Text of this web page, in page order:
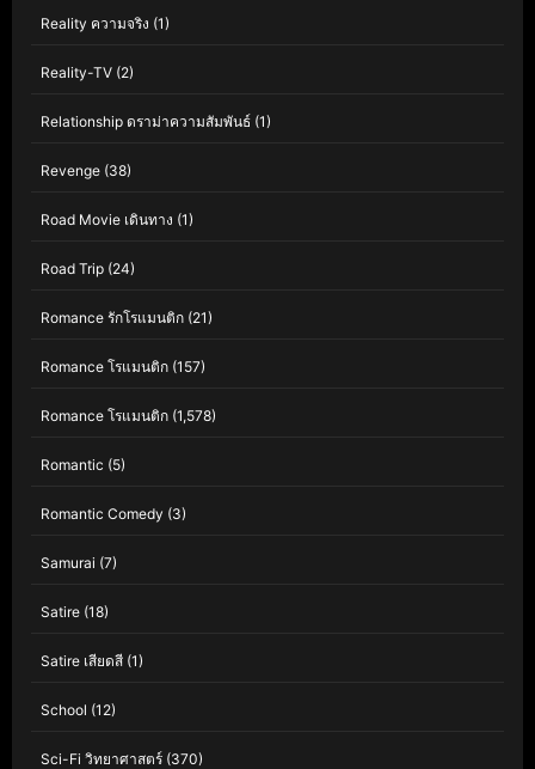
Reality ความจริง (1)
Reality-TV (2)
Relationship ดราม่าความสัมพันธ์ (1)
Revenge (38)
Road Movie เดินทาง (1)
Road Trip (24)
Romance รักโรแมนติก (21)
Romance โรแมนติก (157)
Romance โรแมนติก (1,578)
Romantic (5)
Romantic Comedy (3)
Samurai (7)
Satire (18)
Satire เสียดสี (1)
School (12)
Sci-Fi วิทยาศาสตร์ (370)